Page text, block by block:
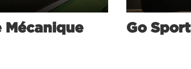
Mécanique Go Sport